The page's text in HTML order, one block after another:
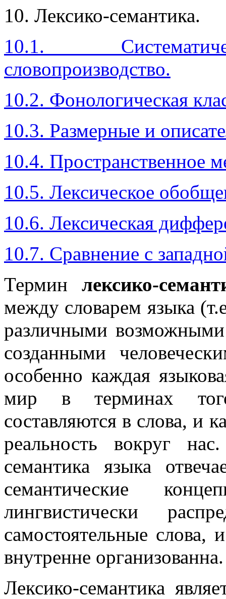
10. Лексико-семантика.
10.1.
словопроизводство.
10.2. Фонологическая
10.3. Размерные и
10.4. Пространственное
10.5. Лексическое
10.6. Лексическая
10.7. Сравнение с
Терминлексико-
между словарем языка
различными возможными
созданными
особенно каждая
мир в терминах
составляются в слова, и
реальность вокруг
семантика языка
семантические
лингвистически
самостоятельные слова,
внутренне организованна.
Лексико-семантика